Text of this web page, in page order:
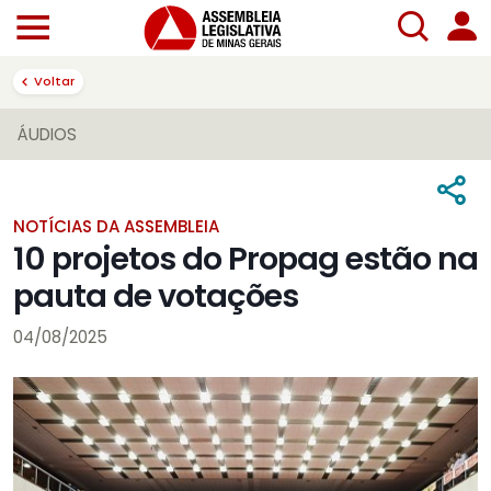
Voltar
ÁUDIOS
NOTÍCIAS DA ASSEMBLEIA
10 projetos do Propag estão na
pauta de votações
04/08/2025